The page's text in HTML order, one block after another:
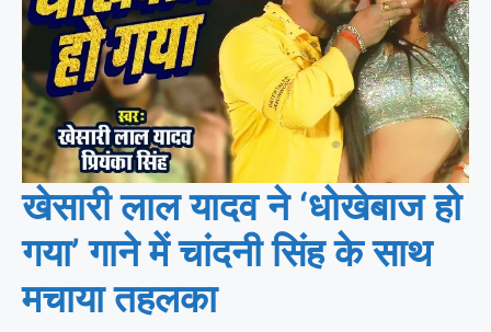
खेसारी लाल यादव ने ‘धोखेबाज हो
गया’ गाने में चांदनी सिंह के साथ
मचाया तहलका